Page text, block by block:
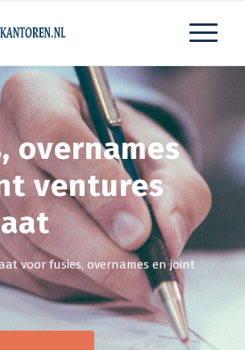
overnames
ventures
voor fusies, overnames en joint